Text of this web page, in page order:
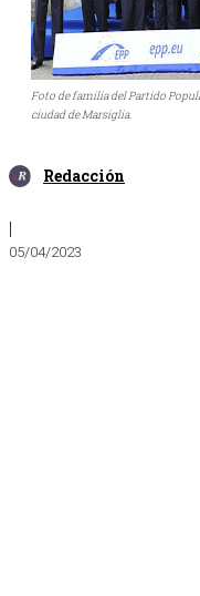
Foto de familia del Partido
ciudad de Marsiglia.
Redacción
|
05/04/2023